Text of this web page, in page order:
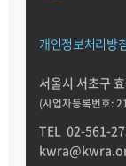
개인정보처리방
서울시 서초구
(사업자등록번호:
TEL 02-561-